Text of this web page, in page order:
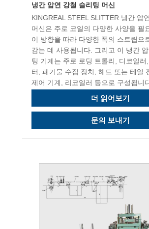
냉간 압연 강철 슬리팅 머신
KINGREAL STEEL SLITTER 냉간 압
머신은 주로 코일의 다양한 사양을 필
이 방향을 따라 다양한 폭의 스트립으
감는 데 사용됩니다. 그리고 이 냉간
팅 기계는 주로 로딩 트롤리, 디코일러
터, 폐기물 수집 장치, 헤드 또는 테일
제어 기계, 리코일러 등으로 구성됩니
더 읽어보기
문의 보내기